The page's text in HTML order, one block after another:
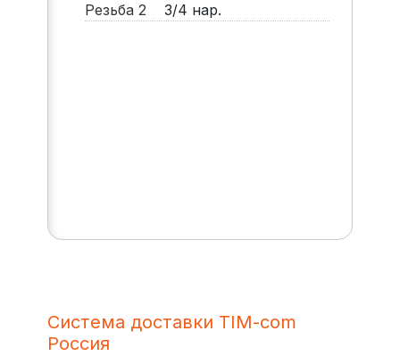
Резьба 2
3/4 нар.
Система доставки TIM-com
Россия